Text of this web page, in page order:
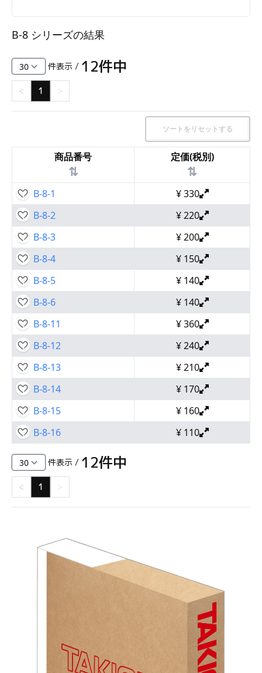
S
キャスター・アジャスター・スライドレール・モ
K・KC
断熱・ライト・ラック
FD・FE
B-8 シリーズの結果
件表示 / 12件中
< 1 >
ソートをリセットする
商品番号
⇅
定価(税別)
⇅
B-8-1 ¥330
B-8-2
¥220
B-8-3
¥200
B-8-4
¥ 150
B-8-5
¥ 140
B-8-6
¥ 140
B-8-11
¥360
B-8-12
¥240
B-8-13
¥210
B-8-14
¥ 170
B-8-15
¥ 160
B-8-16
¥ 110
件表示 / 12件中
< 1 >